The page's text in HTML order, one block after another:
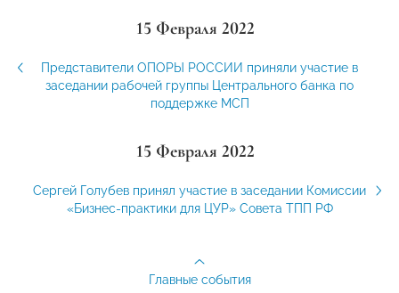
15 Февраля 2022
Представители ОПОРЫ РОССИИ приняли участие в
заседании рабочей группы Центрального банка по
поддержке МСП
15 Февраля 2022
Сергей Голубев принял участие в заседании Комиссии
«Бизнес-практики для ЦУР» Совета ТПП РФ
Главные события